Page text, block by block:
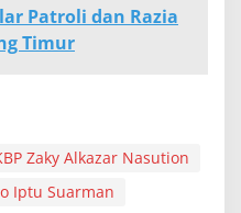
Patroli dan Razia
Timur
Zaky Alkazar Nasution
Iptu Suarman